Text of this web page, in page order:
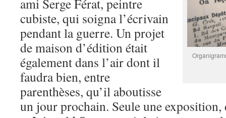
ami Serge Férat, peintre
cubiste, qui soigna l’écrivain
pendant la guerre. Un projet
de maison d’édition était
également dans l’air dont il
faudra bien, entre
parenthèses, qu’il aboutisse
un jour prochain. Seule une